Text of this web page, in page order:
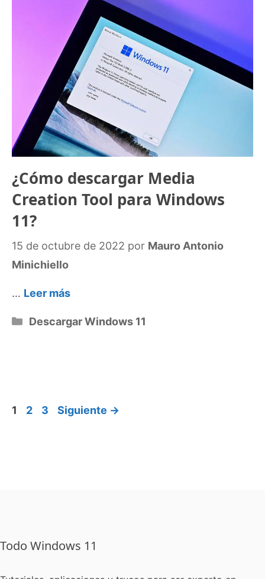
¿Cómo descargar Media
Creation Tool para Windows
11?
15 de octubre de 2022 por Mauro Antonio
Minichiello
… Leer más
Categorías
Descargar Windows 11
Página
1 Página
2 Página
3 Siguiente →
Todo Windows 11